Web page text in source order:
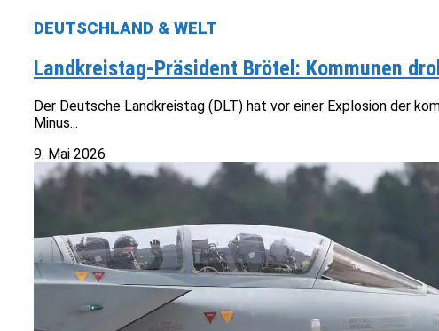
DEUTSCHLAND & WELT
Landkreistag-Präsident Brötel: Kommunen
Der Deutsche Landkreistag (DLT) hat vor einer Explosion der
Minus...
9. Mai 2026